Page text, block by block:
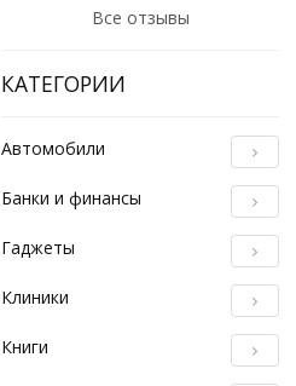
Все отзывы
КАТЕГОРИИ
Автомобили
Банки и финансы
Гаджеты
Клиники
Книги